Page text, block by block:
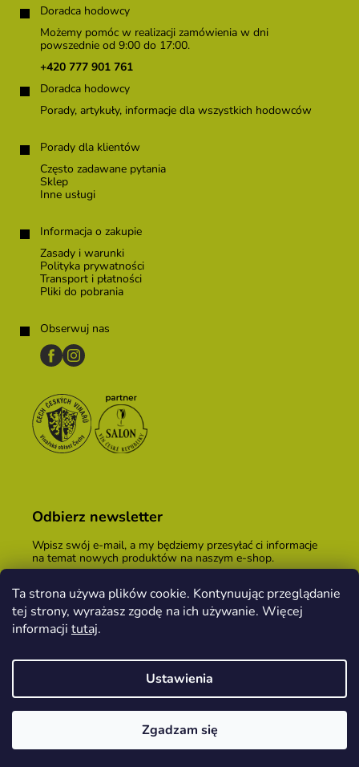
Ta strona używa plików cookie. Kontynuując przeglądanie
tej strony, wyrażasz zgodę na ich używanie. Więcej
informacji tutaj.
Ustawienia
Zgadzam się
Doradca hodowcy
Możemy pomóc w realizacji zamówienia w dni
powszednie od 9:00 do 17:00.
+420 777 901 761
Doradca hodowcy
Porady, artykuły, informacje dla wszystkich hodowców
Porady dla klientów
Często zadawane pytania
Sklep
Inne usługi
Informacja o zakupie
Zasady i warunki
Polityka prywatności
Transport i płatności
Pliki do pobrania
Obserwuj nas
Odbierz newsletter
Wpisz swój e-mail, a my będziemy przesyłać ci informacje
na temat nowych produktów na naszym e-shop.
Podając adres e-mail, zgadzasz się zwarunkami
handlowymi
ZALOGUJ SIĘ
Opracował Shoptet&PekneWeby
Kopeček dom winiarski
prawa zastrzeżone.